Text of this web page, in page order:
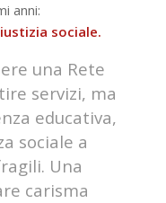
anni:
sociale.
una Rete
servizi, ma
educativa,
sociale a
Una
carisma